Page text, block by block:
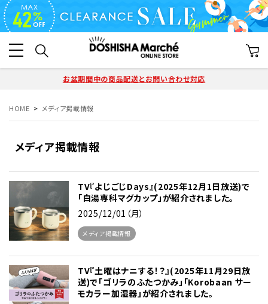
お盆期間中の商品配送とお問い合わせ対応
HOME メディア掲載情報
メディア掲載情報
TV『よじごじDays』(2025年12月1日放送)で
「白湯専科マグカップ」が紹介されました。
2025/12/01（月）
メディア掲載情報
TV『土曜はナニする！？』(2025年11月29日放
送)で「ゴリラのふたつかみ」「Korobaan サー
モカラー加湿器」が紹介されました。